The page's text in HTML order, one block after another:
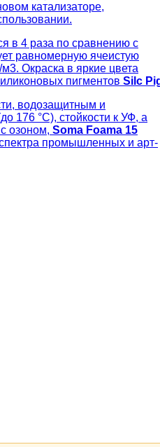
катализаторе,
в 4 раза по сравнению с
равномерную ячеистую
м3. Окраска в яркие цвета
пигментов Silc
водозащитным и
176 °C), стойкости к УФ, а
озоном, Soma Foama 15
промышленных и арт-